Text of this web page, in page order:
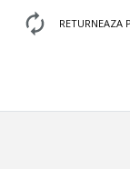
RETURNEAZA